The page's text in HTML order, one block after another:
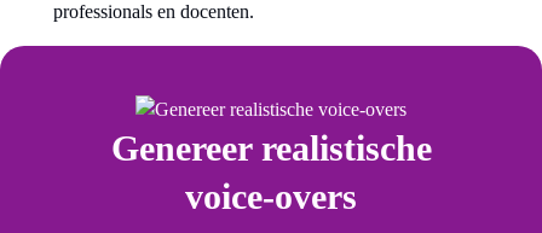
professionals en docenten.
Genereer realistische
voice-overs